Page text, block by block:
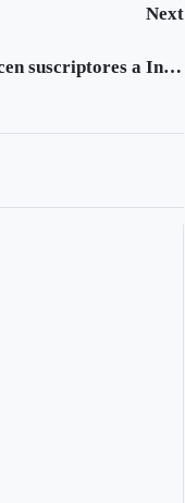
Next
Crecen suscriptores a Internet en Colombia